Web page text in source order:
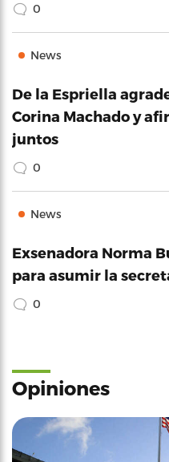
0
News
De la Espriella
Corina Machado y
juntos
0
News
Exsenadora Norma
para asumir la
0
Opiniones